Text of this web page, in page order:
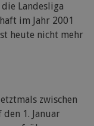
Landesliga
im Jahr 2001
heute nicht mehr
zwischen
1. Januar